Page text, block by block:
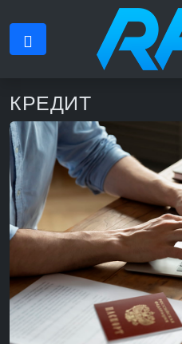
КРЕДИТ